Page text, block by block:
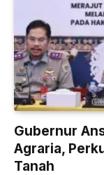
Gubernur
Agraria,
Tanah